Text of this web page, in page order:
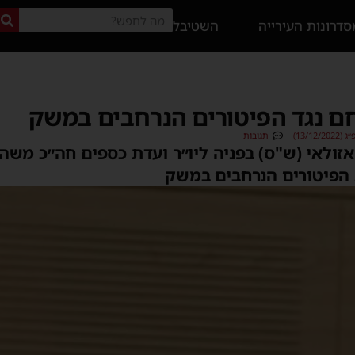
העירייה השטיבל
נגד הפיטורים הנרחבים במשק
תגובות
(ש"ס) בפניה ליו״ר ועדת כספים חה״כ
הפיטורים הנרחבים במשק